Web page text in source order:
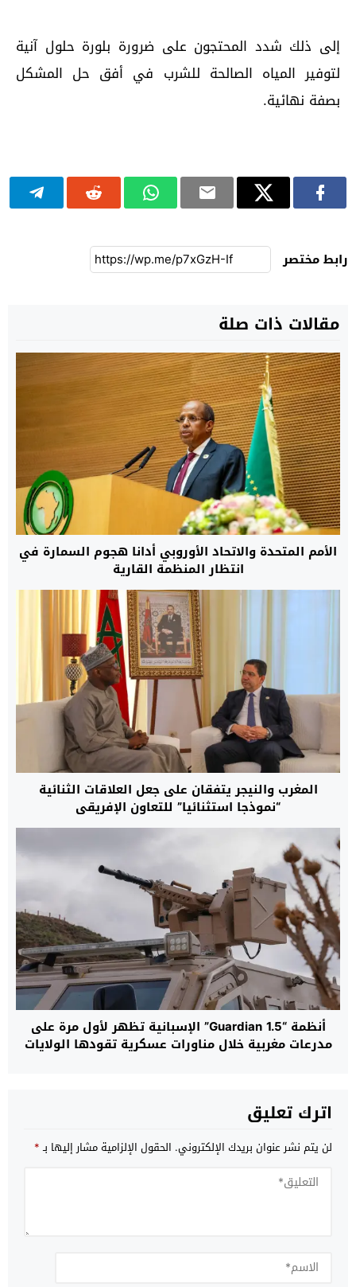
إلى ذلك شدد المحتجون على ضرورة بلورة حلول آنية
لتوفير المياه الصالحة للشرب في أفق حل المشكل
بصفة نهائية.
رابط مختصر
مقالات ذات صلة
الأمم المتحدة والاتحاد الأوروبي أدانا هجوم السمارة في
انتظار المنظمة القارية
المغرب والنيجر يتفقان على جعل العلاقات الثنائية
“نموذجا استثنائيا” للتعاون الإفريقي
أنظمة “Guardian 1.5” الإسبانية تظهر لأول مرة على
مدرعات مغربية خلال مناورات عسكرية تقودها الولايات
اترك تعليق
لن يتم نشر عنوان بريدك الإلكتروني. الحقول الإلزامية مشار إليها بـ*